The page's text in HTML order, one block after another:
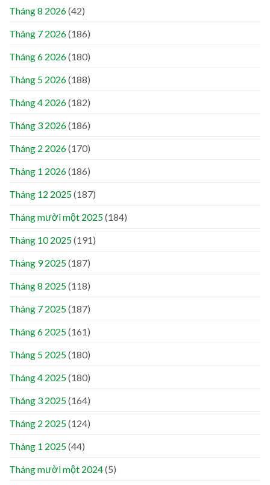
Tháng 8 2026(42)
Tháng 7 2026(186)
Tháng 6 2026(180)
Tháng 5 2026(188)
Tháng 4 2026(182)
Tháng 3 2026(186)
Tháng 2 2026(170)
Tháng 1 2026(186)
Tháng 12 2025(187)
Tháng mười một 2025(184)
Tháng 10 2025(191)
Tháng 9 2025(187)
Tháng 8 2025(118)
Tháng 7 2025(187)
Tháng 6 2025(161)
Tháng 5 2025(180)
Tháng 4 2025(180)
Tháng 3 2025(164)
Tháng 2 2025(124)
Tháng 1 2025(44)
Tháng mười một 2024(5)